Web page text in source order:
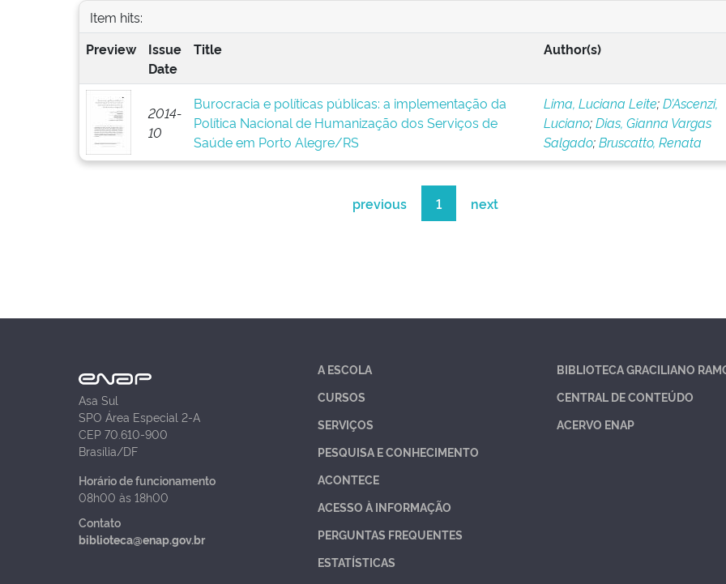
Item hits:
Preview
Issue
Date
Title Author(s)
2014-
10
Burocracia e políticas públicas: a implementação da
Política Nacional de Humanização dos Serviços de
Saúde em Porto Alegre/RS
Lima, Luciana Leite;D’Ascenzi,
Luciano;Dias, Gianna Vargas
Salgado;Bruscatto, Renata
previous 1 next
Asa Sul
SPO Área Especial 2-A
CEP 70.610-900
Brasília/DF
Horário de funcionamento
08h00 às 18h00
Contato
biblioteca@enap.gov.br
A ESCOLA
CURSOS
SERVIÇOS
PESQUISA E CONHECIMENTO
ACONTECE
ACESSO À INFORMAÇÃO
PERGUNTAS FREQUENTES
ESTATÍSTICAS
BIBLIOTECA GRACILIANO
CENTRAL DE CONTEÚDO
ACERVO ENAP